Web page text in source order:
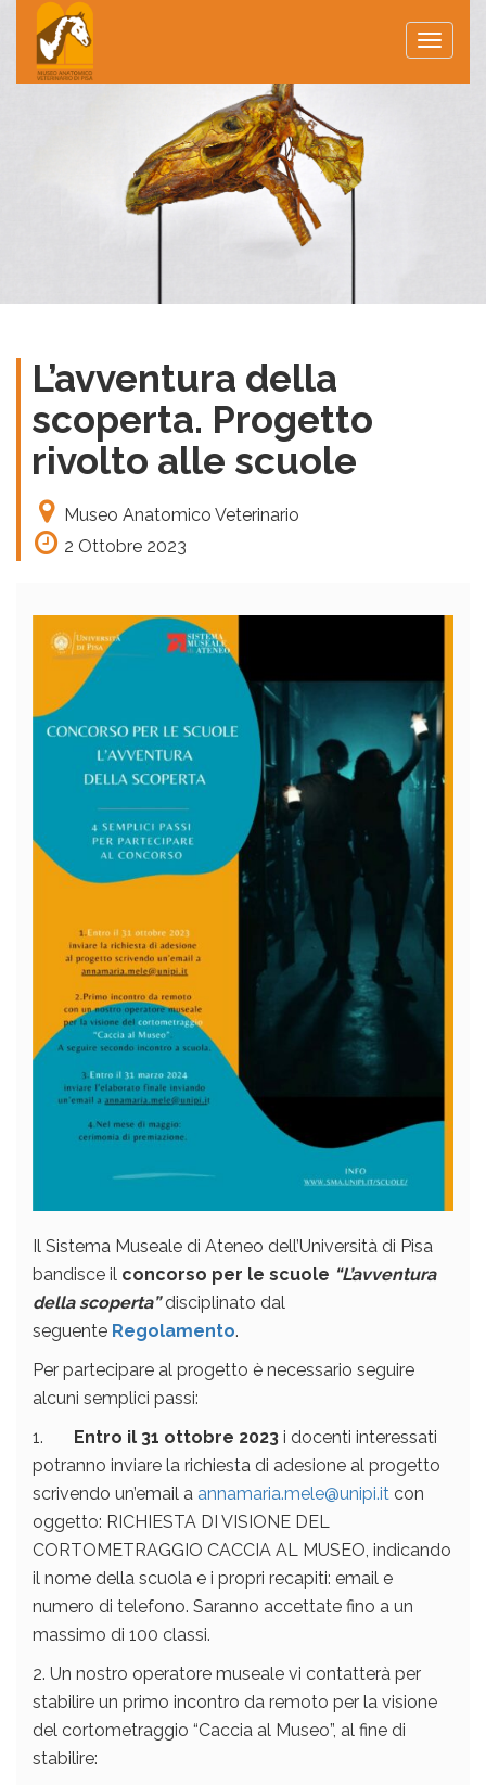
Toggle
L’avventura della
scoperta. Progetto
rivolto alle scuole
Museo Anatomico Veterinario
2 Ottobre 2023
Il Sistema Museale di Ateneo dell’Università di Pisa
bandisce il concorso per le scuole “L’avventura
della scoperta” disciplinato dal
seguente Regolamento.
Per partecipare al progetto è necessario seguire
alcuni semplici passi:
1. Entro il 31 ottobre 2023 i docenti interessati
potranno inviare la richiesta di adesione al progetto
scrivendo un’email a annamaria.mele@unipi.it con
oggetto: RICHIESTA DI VISIONE DEL
CORTOMETRAGGIO CACCIA AL MUSEO, indicando
il nome della scuola e i propri recapiti: email e
numero di telefono. Saranno accettate fino a un
massimo di 100 classi.
2. Un nostro operatore museale vi contatterà per
stabilire un primo incontro da remoto per la visione
del cortometraggio “Caccia al Museo”, al fine di
stabilire: